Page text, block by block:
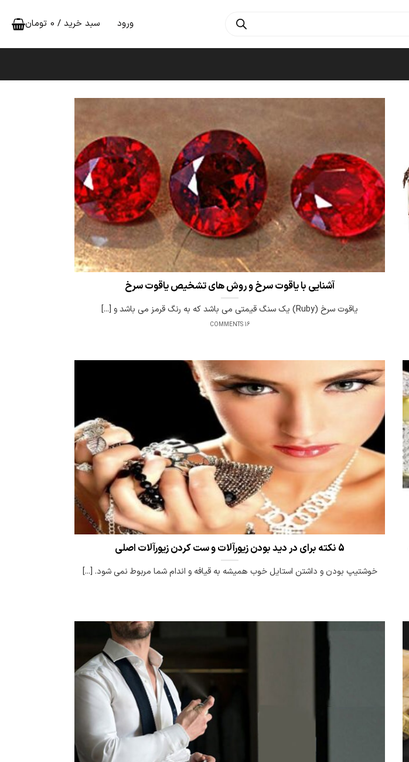
ورود سبد خرید / 0 تومان
آشنایی با یاقوت سرخ و روش های تشخیص یاقوت سرخ
یاقوت سرخ (Ruby) یک سنگ قیمتی می باشد که به رنگ قرمز می باشد و [...]
16 COMMENTS
5 نکته برای در دید بودن زیورآلات و ست کردن زیورآلات اصلی
خوشتیپ بودن و داشتن استایل خوب همیشه به قیافه و اندام شما مربوط نمی شود. [...]